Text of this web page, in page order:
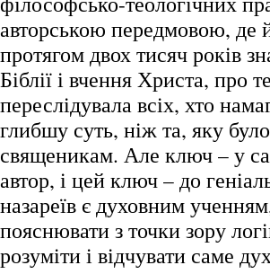
авторською передмовою, де
протягом двох тисяч років
Біблії і вчення Христа, про
переслідувала всіх, хто
глибшу суть, ніж та, яку
священикам. Але ключ – у
автор, і цей ключ – до
назареїв є духовним
пояснювати з точки зору
розуміти і відчувати саме